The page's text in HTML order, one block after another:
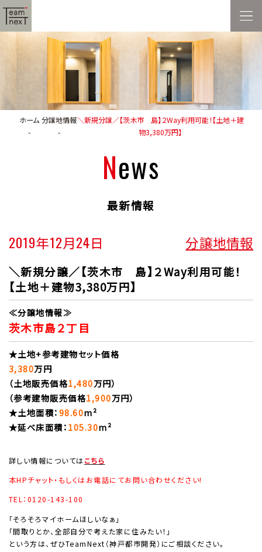
ホーム 分譲地情報＼新規分譲／【茨木市 島】２Way利用可能！【土地＋建
物3,380万円】
News
最新情報
2019年12月24日 分譲地情報
＼新規分譲／【茨木市 島】２Way利用可能！
【土地＋建物3,380万円】
≪分譲地情報≫
茨木市島２丁目
★土地+参考建物セット価格
3,380万円
（土地販売価格1,480万円）
（参考建物販売価格1,900万円）
★土地面積： 98.60m²
★延べ床面積： 105.30m²
詳しい情報についてはこちら
本HPチャット・もしくはお電話にてお問い合わせください!
TEL：0120-143-100
「そろそろマイホームほしいなぁ」
「間取りとか、全部自分で考えた家に住みたい！」
という方は、ぜひTeamNext（神戸都市開発）にご相談ください。